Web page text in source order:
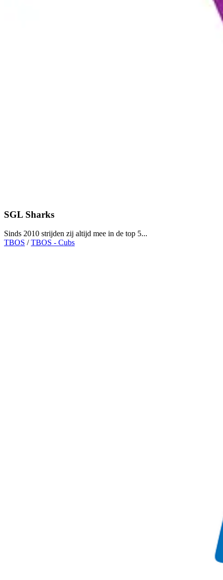
SGL Sharks
Sinds 2010 strijden zij altijd mee in de top 5...
TBOS /TBOS - Cubs